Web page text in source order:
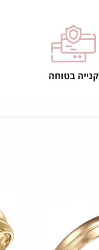
קנייה בטוחה